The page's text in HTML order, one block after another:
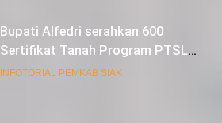
Bupati Alfedri serahkan 600
Sertifikat Tanah Program PTSL
kepada Masyarakat Tualang
INFOTORIAL PEMKAB SIAK